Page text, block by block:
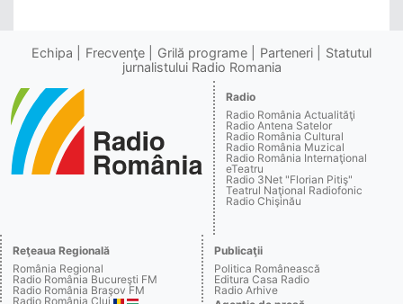
Echipa Frecvenţe Grilă programe Parteneri
Statutul
jurnalistului Radio Romania
Radio
Radio România Actualităţi
Radio Antena Satelor
Radio România Cultural
Radio România Muzical
Radio România Internaţional
eTeatru
Radio 3Net "Florian Pitiş"
Teatrul Naţional Radiofonic
Radio Chişinău
Reţeaua Regională
România Regional
Radio România Bucureşti FM
Radio România Braşov FM
Radio România Cluj
Publicaţii
Politica Românească
Editura Casa Radio
Radio Arhive